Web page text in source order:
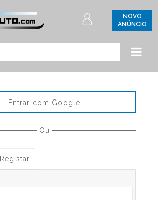
NOVO
ANÚNCIO
Entrar com Google
Ou
Registar